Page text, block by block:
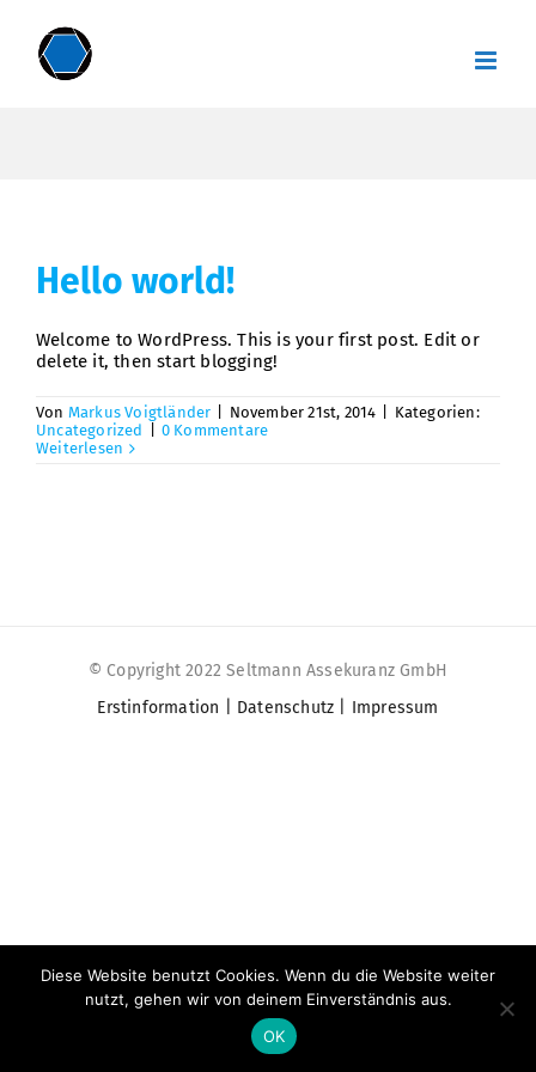
Inhalt
springen
Hello world!
Welcome to WordPress. This is your first post. Edit or
delete it, then start blogging!
Von Markus Voigtländer November 21st, 2014
Kategorien:
Uncategorized
0 Kommentare
Weiterlesen
© Copyright 2022 Seltmann Assekuranz GmbH
Erstinformation | Datenschutz | Impressum
Diese Website benutzt Cookies. Wenn du die Website weiter
nutzt, gehen wir von deinem Einverständnis aus.
OK